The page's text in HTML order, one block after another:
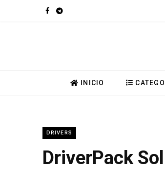
F
o
k
T
a
m
INICIO
DRIVERS
DriverPack